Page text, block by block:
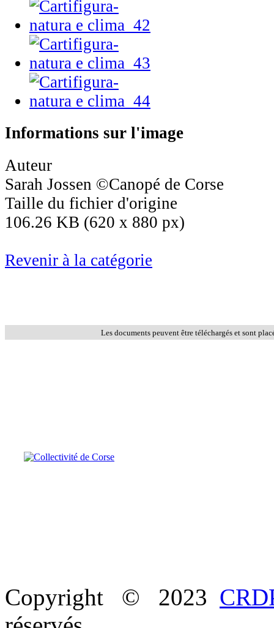
Informations sur l'image
Auteur
Sarah Jossen ©Canopé de Corse
Taille du fichier d'origine
106.26 KB (620 x 880 px)
Revenir à la catégorie
Les documents peuvent être téléchargés et sont
Copyright © 2023